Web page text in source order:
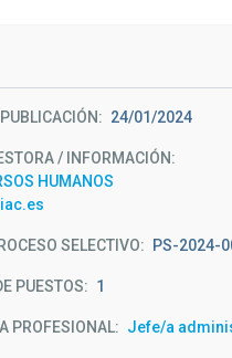
24/01/2024
/ INFORMACIÓN
HUMANOS
SELECTIVO PS-2024-
PUESTOS 1
PROFESIONAL Jefe/a